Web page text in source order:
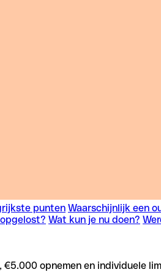
punten Waarschijnlijk een
Wat kun je nu doen?
opnemen en individuele